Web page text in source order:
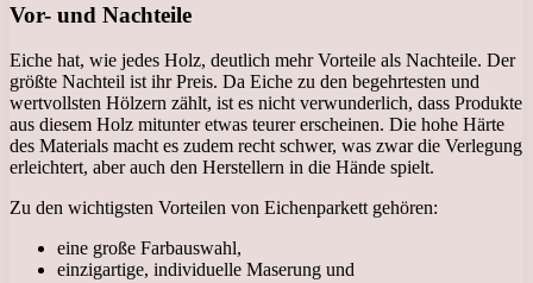
Vor- und Nachteile
Eiche hat, wie jedes Holz, deutlich mehr Vorteile als Nachteile. Der
größte Nachteil ist ihr Preis. Da Eiche zu den begehrtesten und
wertvollsten Hölzern zählt, ist es nicht verwunderlich, dass Produkte
aus diesem Holz mitunter etwas teurer erscheinen. Die hohe Härte
des Materials macht es zudem recht schwer, was zwar die Verlegung
erleichtert, aber auch den Herstellern in die Hände spielt.
Zu den wichtigsten Vorteilen von Eichenparkett gehören:
eine große Farbauswahl,
einzigartige, individuelle Maserung und